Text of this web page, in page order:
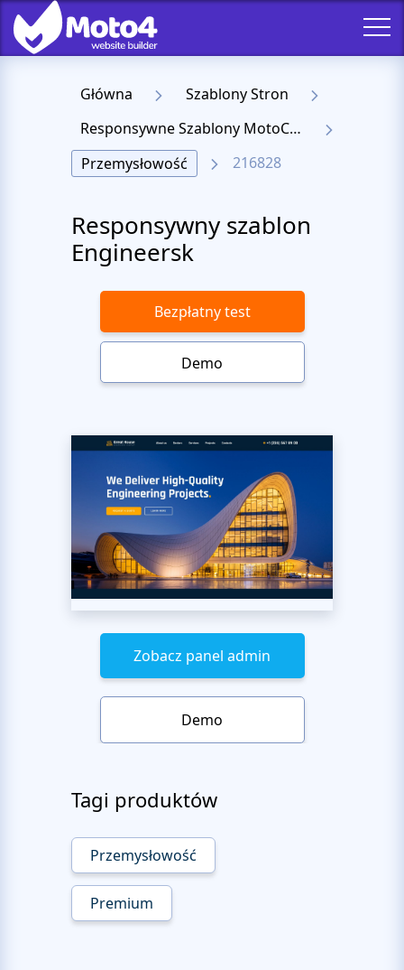
Główna
Szablony Stron
Responsywne Szablony MotoCMS 3
Przemysłowość
216828
Responsywny szablon
Engineersk
Bezpłatny test
Demo
Zobacz panel admin
Demo
Tagi produktów
Przemysłowość
Premium